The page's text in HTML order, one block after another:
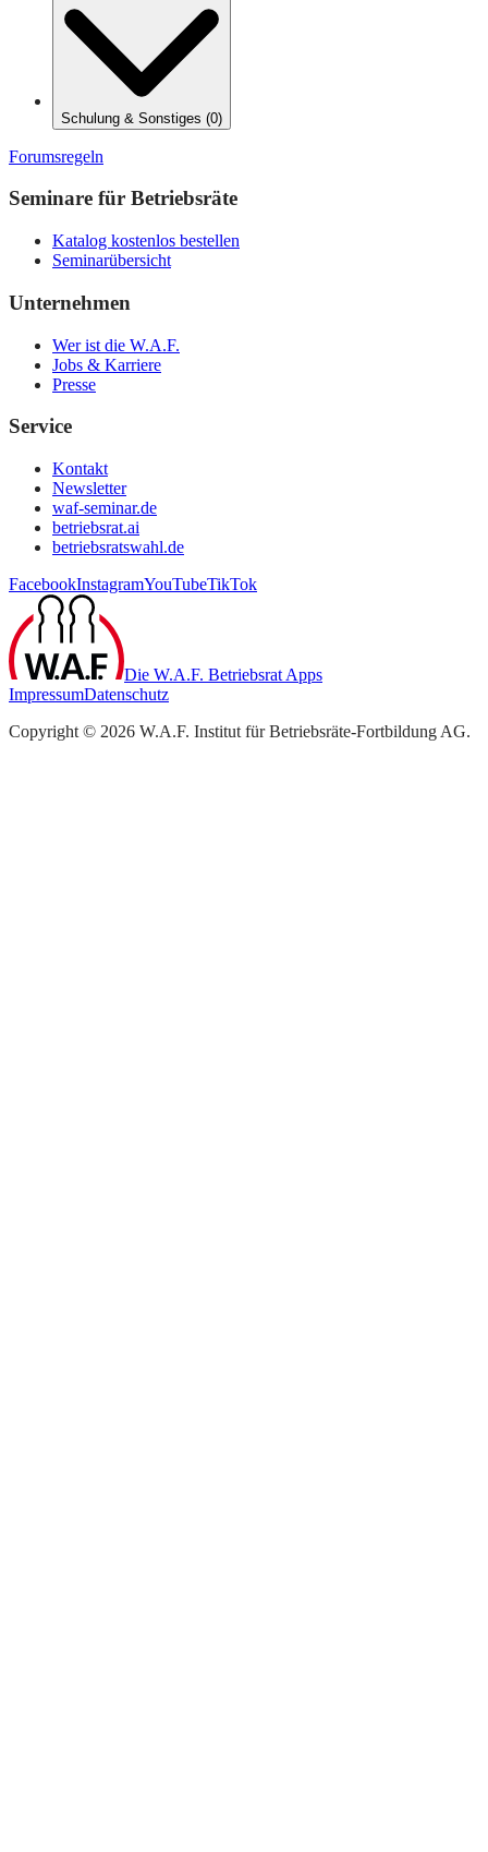
Schulung & Sonstiges (0)
Forumsregeln
Seminare für Betriebsräte
Katalog kostenlos bestellen
Seminarübersicht
Unternehmen
Wer ist die W.A.F.
Jobs & Karriere
Presse
Service
Kontakt
Newsletter
waf-seminar.de
betriebsrat.ai
betriebsratswahl.de
FacebookInstagramYouTubeTikTok
Die W.A.F. Betriebsrat Apps
ImpressumDatenschutz
Copyright © 2026 W.A.F. Institut für Betriebsräte-Fortbildung AG.